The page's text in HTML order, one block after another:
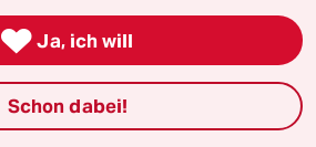
 Ja, ich will
Schon dabei!